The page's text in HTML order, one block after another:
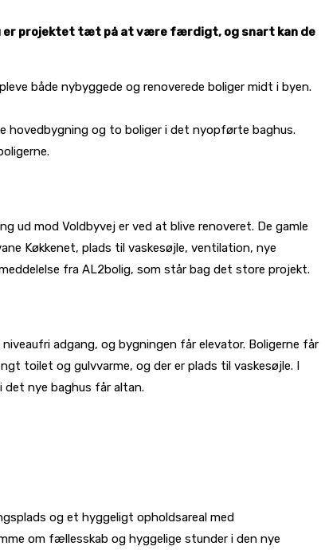
er projektet tæt på at være færdigt, og snart kan de
både nybyggede og renoverede boliger midt i byen.
hovedbygning og to boliger i det nyopførte baghus.
ud mod Voldbyvej er ved at blive renoveret. De gamle
Køkkenet, plads til vaskesøjle, ventilation, nye
fra AL2bolig, som står bag det store projekt.
adgang, og bygningen får elevator. Boligerne får
toilet og gulvvarme, og der er plads til vaskesøjle. I
det nye baghus får altan.
og et hyggeligt opholdsareal med
om fællesskab og hyggelige stunder i den nye